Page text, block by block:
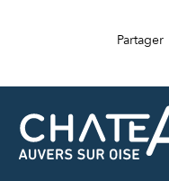
Partager